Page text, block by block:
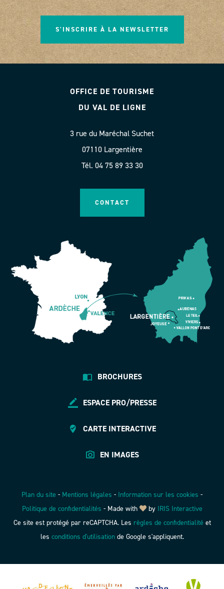
S'INSCRIRE À LA NEWSLETTER
OFFICE DE TOURISME
DU VAL DE LIGNE
3 rue du Maréchal Suchet
07110 Largentière
Tél. 04 75 89 33 30
CONTACT
BROCHURES
ESPACE PRO/PRESSE
CARTE INTERACTIVE
EN IMAGES
Plan du site - Mentions légales - Information sur les cookies -
Politique de confidentialités -Made with by IRIS Interactive
Ce site est protégé par reCAPTCHA. Les règles de confidentialité et
les conditions d'utilisationde Google s'appliquent.